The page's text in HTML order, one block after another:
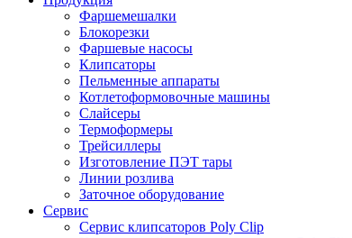
Фаршемешалки
Блокорезки
Фаршевые насосы
Клипсаторы
Пельменные аппараты
Котлетоформовочные машины
Слайсеры
Термоформеры
Трейсиллеры
Изготовление ПЭТ тары
Линии розлива
Заточное оборудование
Сервис
Сервис клипсаторов Poly Clip